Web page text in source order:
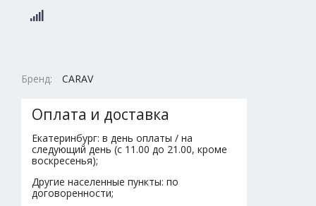
Бренд: CARAV
Оплата и доставка
Екатеринбург: в день оплаты / на
следующий день (с 11.00 до 21.00, кроме
воскресенья);
Другие населенные пункты: по
договоренности;